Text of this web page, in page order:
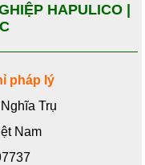
HAPULICO |
pháp lý
Trụ
Nam